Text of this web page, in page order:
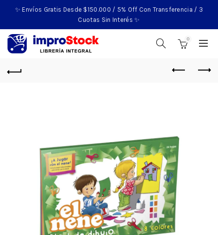
✨ Envíos Gratis Desde $150.000 / 5% Off Con Transferencia / 3
Cuotas Sin Interés ✨
0